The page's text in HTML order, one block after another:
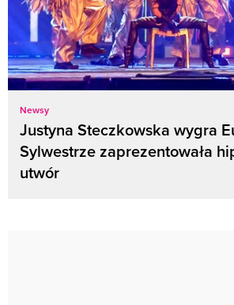
Newsy
Justyna Steczkowska wygra
Sylwestrze zaprezentowała
utwór